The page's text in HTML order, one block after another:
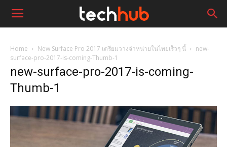
Home New Surface Pro 2017 เตรียมวางจำหน่ายในไทยเร็วๆ นี้
new-
surface-pro-2017-is-coming-Thumb-1
new-surface-pro-2017-is-coming-
Thumb-1